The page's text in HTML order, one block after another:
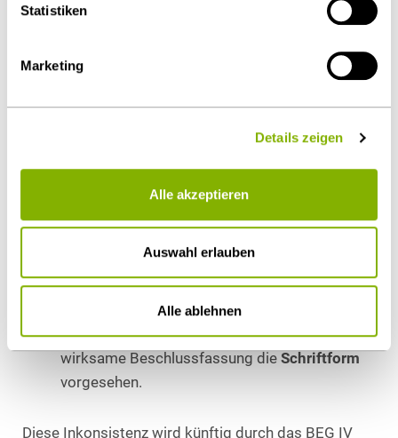
Statistiken
Marketing
Details zeigen
Alle akzeptieren
Auswahl erlauben
Alle ablehnen
48 Abs. 2 GmbHG enthält bislang zwei
a)Sofern alle Gesellschafter mit der zu
treffenden Beschlussfassung in der Sache
Textformausreichend.
b)Sofern allerdings keine Einstimmigkeit
vorliegt, sondern es sich um eine
Mehrheitsentscheidunghandelt, ist für die
wirksame Beschlussfassung die Schriftform
vorgesehen.
Diese Inkonsistenz wird künftig durch das BEG IV